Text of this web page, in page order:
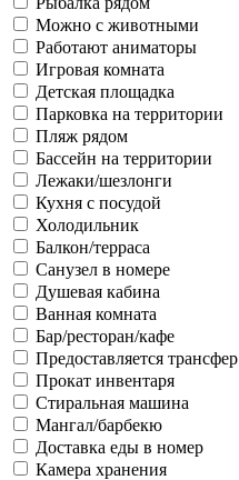
Можно с животными
Работают аниматоры
Игровая комната
Детская площадка
Парковка на территории
Пляж рядом
Бассейн на территории
Лежаки/шезлонги
Кухня с посудой
Холодильник
Балкон/терраса
Санузел в номере
Душевая кабина
Ванная комната
Бар/ресторан/кафе
Предоставляется трансфер
Прокат инвентаря
Стиральная машина
Мангал/барбекю
Доставка еды в номер
Камера хранения